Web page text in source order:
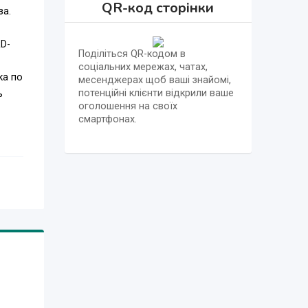
по
QR-код сторінки
Поділіться QR-кодом в
соціальних мережах, чатах,
месенджерах щоб ваші знайомі,
потенційні клієнти відкрили ваше
оголошення на своїх
смартфонах.